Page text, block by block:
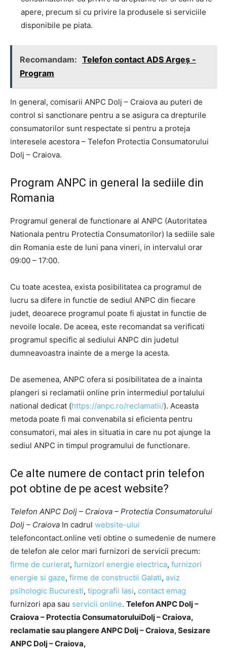
apere, precum si cu privire la produsele si serviciile
disponibile pe piata.
Recomandam: Telefon contact ADS Argeş -
Program
In general, comisarii ANPC Dolj – Craiova au puteri de
control si sanctionare pentru a se asigura ca drepturile
consumatorilor sunt respectate si pentru a proteja
interesele acestora – Telefon Protectia Consumatorului
Dolj – Craiova.
Program ANPC in general la sediile din
Romania
Programul general de functionare al ANPC (Autoritatea
Nationala pentru Protectia Consumatorilor) la sediile sale
din Romania este de luni pana vineri, in intervalul orar
09:00 – 17:00.
Cu toate acestea, exista posibilitatea ca programul de
lucru sa difere in functie de sediul ANPC din fiecare
judet, deoarece programul poate fi ajustat in functie de
nevoile locale. De aceea, este recomandat sa verificati
programul specific al sediului ANPC din judetul
dumneavoastra inainte de a merge la acesta.
De asemenea, ANPC ofera si posibilitatea de a inainta
plangeri si reclamatii online prin intermediul portalului
national dedicat (https://anpc.ro/reclamatii/). Aceasta
metoda poate fi mai convenabila si eficienta pentru
consumatori, mai ales in situatia in care nu pot ajunge la
sediul ANPC in timpul programului de functionare.
Ce alte numere de contact prin telefon
pot obtine de pe acest website?
Telefon ANPC Dolj – Craiova – Protectia Consumatorului
Dolj – Craiova In cadrul website-ului
telefoncontact.online veti obtine o sumedenie de numere
de telefon ale celor mari furnizori de servicii precum:
firme de curierat, furnizori energie electrica, furnizori
energie si gaze, firme de constructii Galati, aviz
psihologic Bucuresti, tipografii Iasi, contact emag
furnizori apa sau servicii online. Telefon ANPC Dolj –
Craiova – Protectia ConsumatoruluiDolj – Craiova,
reclamatie sau plangere ANPC Dolj – Craiova, Sesizare
ANPC Dolj – Craiova,